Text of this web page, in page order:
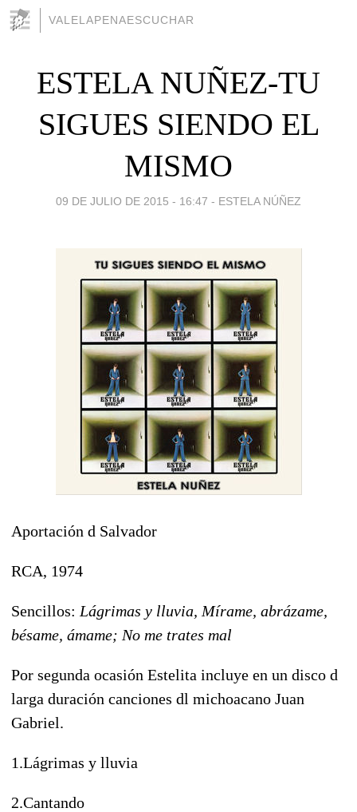
VALELAPENAESCUCHAR
ESTELA NUÑEZ-TU
SIGUES SIENDO EL
MISMO
09 DE JULIO DE 2015 - 16:47 - ESTELA NÚÑEZ
Aportación d Salvador
RCA, 1974
Sencillos: Lágrimas y lluvia, Mírame, abrázame,
bésame, ámame; No me trates mal
Por segunda ocasión Estelita incluye en un disco d
larga duración canciones dl michoacano Juan
Gabriel.
1.Lágrimas y lluvia
2.Cantando